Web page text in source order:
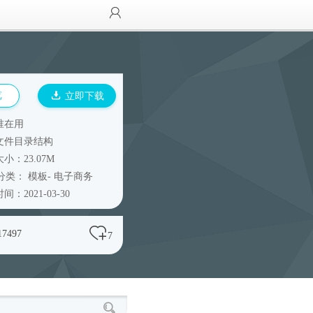
立即下载
在用
件目录结构
小：23.07M
类： 模板- 电子商务
间：2021-03-30
7